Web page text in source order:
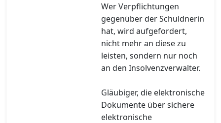
Wer Verpflichtungen
gegenüber der Schuldnerin
hat, wird aufgefordert,
nicht mehr an diese zu
leisten, sondern nur noch
an den Insolvenzverwalter.
Gläubiger, die elektronische
Dokumente über sichere
elektronische